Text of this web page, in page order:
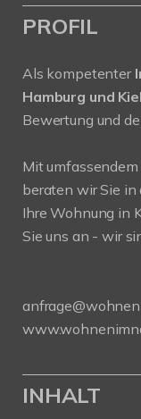
PROFIL
Als kompetenter
Hamburg und Kiel
Bewertung und
Mit
beraten wir Sie in
Ihre Wohnung in
Sie uns an - wir
INHALT